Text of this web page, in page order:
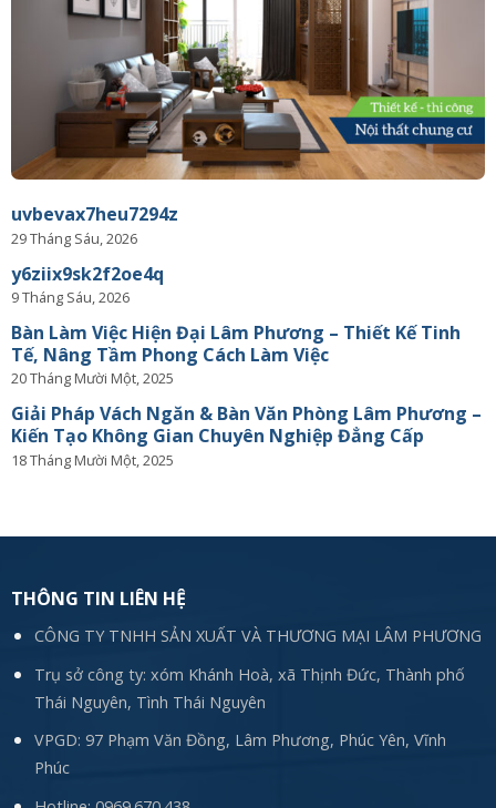
uvbevax7heu7294z
29 Tháng Sáu, 2026
y6ziix9sk2f2oe4q
9 Tháng Sáu, 2026
Bàn Làm Việc Hiện Đại Lâm Phương – Thiết Kế Tinh
Tế, Nâng Tầm Phong Cách Làm Việc
20 Tháng Mười Một, 2025
Giải Pháp Vách Ngăn & Bàn Văn Phòng Lâm Phương –
Kiến Tạo Không Gian Chuyên Nghiệp Đẳng Cấp
18 Tháng Mười Một, 2025
THÔNG TIN LIÊN HỆ
CÔNG TY TNHH SẢN XUẤT VÀ THƯƠNG MẠI LÂM PHƯƠNG
Trụ sở công ty: xóm Khánh Hoà, xã Thịnh Đức, Thành phố
Thái Nguyên, Tình Thái Nguyên
VPGD: 97 Phạm Văn Đồng, Lâm Phương, Phúc Yên, Vĩnh
Phúc